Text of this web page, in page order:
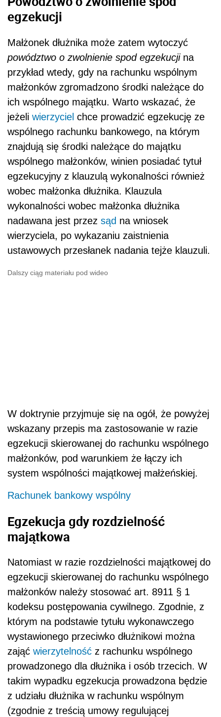
egzekucji
Małżonek dłużnika może zatem wytoczyć
powództwo o zwolnienie spod egzekucjina
przykład wtedy, gdy na rachunku wspólnym
małżonków zgromadzono środki należące do
ich wspólnego majątku. Warto wskazać, że
jeżeli wierzyciel chce prowadzić egzekucję ze
wspólnego rachunku bankowego, na którym
znajdują się środki należące do majątku
wspólnego małżonków, winien posiadać tytuł
egzekucyjny z klauzulą wykonalności również
wobec małżonka dłużnika. Klauzula
wykonalności wobec małżonka dłużnika
nadawana jest przez sąd na wniosek
wierzyciela, po wykazaniu zaistnienia
ustawowych przesłanek nadania tejże klauzuli.
Dalszy ciąg materiału pod wideo
W doktrynie przyjmuje się na ogół, że powyżej
wskazany przepis ma zastosowanie w razie
egzekucji skierowanej do rachunku wspólnego
małżonków, pod warunkiem że łączy ich
system wspólności majątkowej małżeńskiej.
Rachunek bankowy wspólny
Egzekucja gdy rozdzielność
majątkowa
Natomiast w razie rozdzielności majątkowej do
egzekucji skierowanej do rachunku wspólnego
małżonków należy stosować art. 8911 § 1
kodeksu postępowania cywilnego. Zgodnie, z
którym na podstawie tytułu wykonawczego
wystawionego przeciwko dłużnikowi można
zająć wierzytelność z rachunku wspólnego
prowadzonego dla dłużnika i osób trzecich. W
takim wypadku egzekucja prowadzona będzie
z udziału dłużnika w rachunku wspólnym
(zgodnie z treścią umowy regulującej